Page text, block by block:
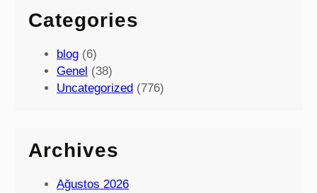
Categories
blog (6)
Genel (38)
Uncategorized (776)
Archives
Ağustos 2026